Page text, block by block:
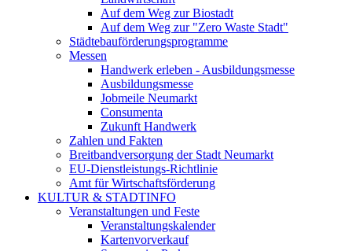
Auf dem Weg zur Biostadt
Auf dem Weg zur "Zero Waste Stadt"
Städtebauförderungsprogramme
Messen
Handwerk erleben - Ausbildungsmesse
Ausbildungsmesse
Jobmeile Neumarkt
Consumenta
Zukunft Handwerk
Zahlen und Fakten
Breitbandversorgung der Stadt Neumarkt
EU-Dienstleistungs-Richtlinie
Amt für Wirtschaftsförderung
KULTUR & STADTINFO
Veranstaltungen und Feste
Veranstaltungskalender
Kartenvorverkauf